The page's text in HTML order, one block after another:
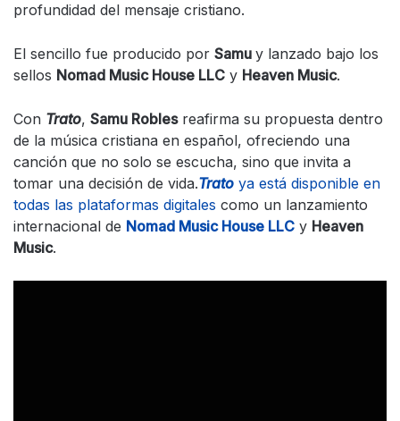
profundidad del mensaje cristiano.
El sencillo fue producido por Samu y lanzado bajo los
sellos Nomad Music House LLC y Heaven Music.
Con Trato, Samu Roblesreafirma su propuesta dentro
de la música cristiana en español, ofreciendo una
canción que no solo se escucha, sino que invita a
tomar una decisión de vida.Trato ya está disponible en
todas las plataformas digitales como un lanzamiento
internacional de Nomad Music House LLC y Heaven
Music.